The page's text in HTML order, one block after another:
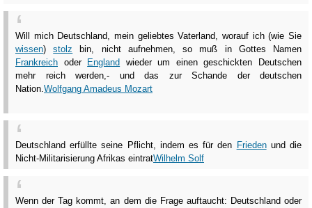
Will mich Deutschland, mein geliebtes Vaterland, worauf ich (wie Sie
wissen)stolz bin, nicht aufnehmen, so muß in Gottes Namen
Frankreich oder England wieder um einen geschickten Deutschen
mehr reich werden,- und das zur Schande der deutschen
Nation. Wolfgang Amadeus Mozart
Deutschland erfüllte seine Pflicht, indem es für den Friedenund die
Nicht-Militarisierung Afrikas eintratWilhelm Solf
Wenn der Tag kommt, an dem die Frage auftaucht: Deutschland oder